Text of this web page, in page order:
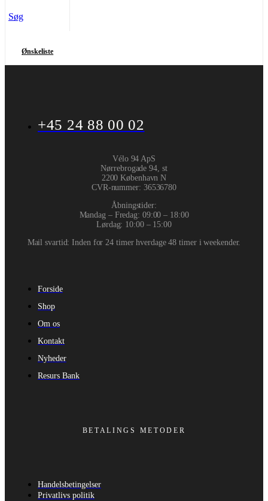
Søg
Ønskeliste
+45 24 88 00 02
Vélo 94 ApS
Nørrebrogade 94, st
2200 København N
CVR-nummer: 36536780
Åbningstider:
Mandag – Fredag: 09:00 – 18:00
Lørdag: 10:00 – 15:00
Mail svartid: Inden for 24 timer hverdage 48 timer i weekender.
Forside
Shop
Om os
Kontakt
Nyheder
Resurs Bank
BETALINGS METODER
Handelsbetingelser
Privatlivs politik